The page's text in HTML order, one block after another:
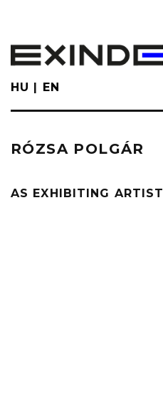
main
content
HU EN
RÓZSA POLGÁR
AS EXHIBITING ARTIST